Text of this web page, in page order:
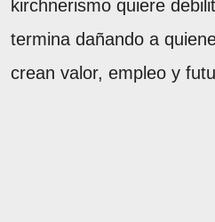
kirchnerismo quiere
termina dañando a
crean valor, empleo y